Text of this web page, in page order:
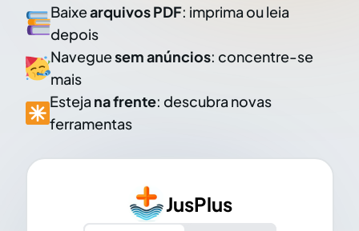
Baixearquivos PDF: imprima ou leia
depois
Naveguesem anúncios: concentre-se
mais
Esteja na frente: descubra novas
ferramentas
JusPlus